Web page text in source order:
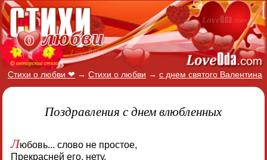
Стихи о любви ❤ → Стихи о любви → с днем святого Валентина
Поздравления с днем влюбленных
Любовь... слово не простое,
Прекрасней его, нету,